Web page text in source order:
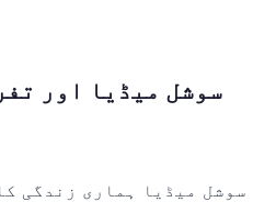
سوشل میڈیا اور
سوشل میڈیا ہماری زندگی